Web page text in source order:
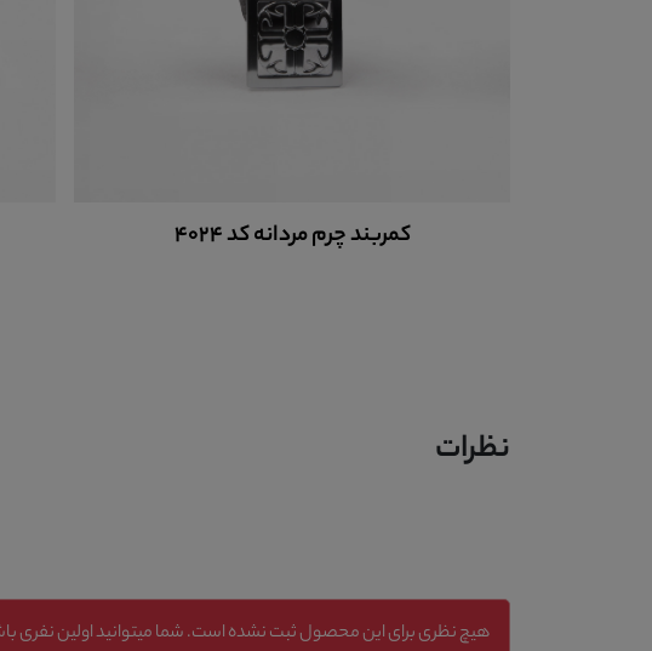
کمربند چرم مردانه کد 4024
نظرات
هیچ نظری برای این محصول ثبت نشده است. شما میتوانید اولین نفری